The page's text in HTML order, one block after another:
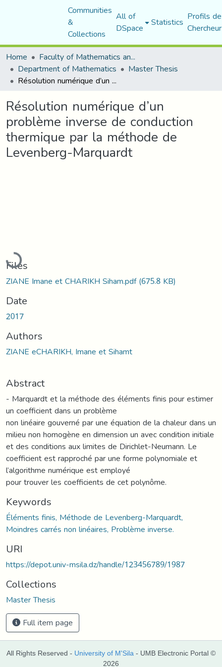
Communities
&
Collections
All of
DSpace Statistics Profils
Home
Faculty of Mathematics and Computer Science
Department of Mathematics Master Thesis
Résolution numérique d’un problème inverse de conduction thermique par la méthode de Levenberg-Marquardt
Résolution numérique d’un
problème inverse de conduction
thermique par la méthode de
Levenberg-Marquardt
Loading...
Files
ZIANE Imane et CHARIKH Siham.pdf(675.8 KB)
Date
2017
Authors
ZIANE eCHARIKH, Imane et Sihamt
Abstract
- Marquardt et la méthode des éléments finis pour estimer
un coefficient dans un problème
non linéaire gouverné par une équation de la chaleur dans un
milieu non homogène en dimension un avec condition initiale
et des conditions aux limites de Dirichlet-Neumann. Le
coefficient est rapproché par une forme polynomiale et
l’algorithme numérique est employé
pour trouver les coefficients de cet polynôme.
Keywords
Éléments finis, Méthode de Levenberg-Marquardt,
Moindres carrés non linéaires, Problème inverse.
URI
https://depot.univ-msila.dz/handle/123456789/1987
Collections
Master Thesis
Full item page
All Rights Reserved - University of M'Sila - UMB Electronic Portal ©
2026